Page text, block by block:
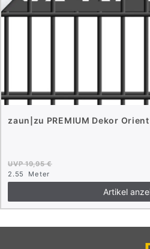
zaun|zu PREMIUM Dekor Orient
UVP 19,95 €
2.55 Meter
Artikel